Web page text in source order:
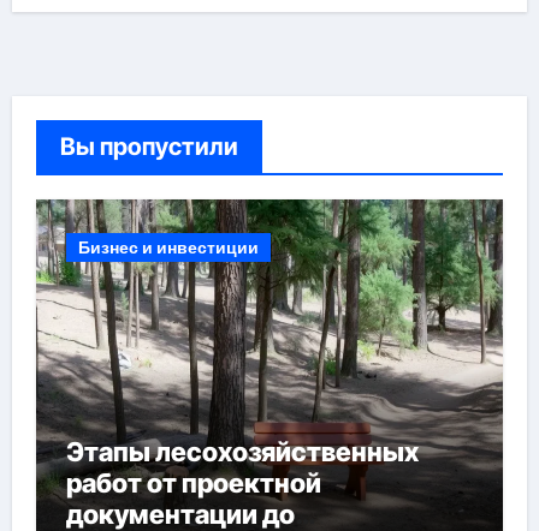
Вы пропустили
Бизнес и инвестиции
Этапы лесохозяйственных
работ от проектной
документации до